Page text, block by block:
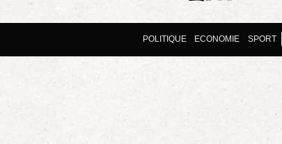
POLITIQUE ECONOMIE SPORT